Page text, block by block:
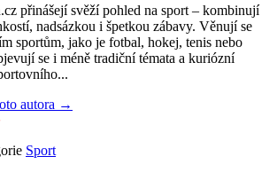
přinášejí svěží pohled na sport – kombinují
nadsázkou i špetkou zábavy. Věnují se
sportům, jako je fotbal, hokej, tenis nebo
se i méně tradiční témata a kuriózní
autora →
Sport